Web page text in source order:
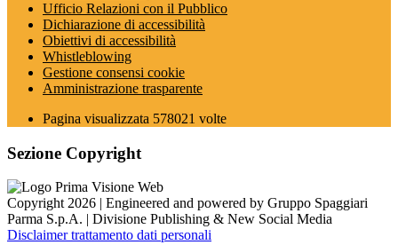
Ufficio Relazioni con il Pubblico
Dichiarazione di accessibilità
Obiettivi di accessibilità
Whistleblowing
Gestione consensi cookie
Amministrazione trasparente
Pagina visualizzata 578021 volte
Sezione Copyright
Copyright 2026 | Engineered and powered by Gruppo Spaggiari
Parma S.p.A. | Divisione Publishing & New Social Media
Disclaimer trattamento dati personali